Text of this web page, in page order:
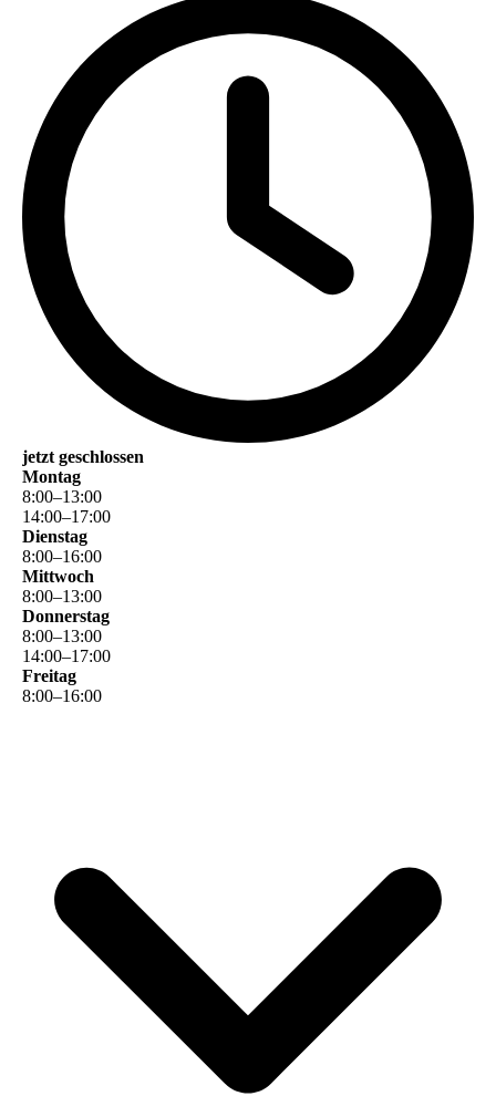
jetzt geschlossen
Montag
8:00–13:00
14:00–17:00
Dienstag
8:00–16:00
Mittwoch
8:00–13:00
Donnerstag
8:00–13:00
14:00–17:00
Freitag
8:00–16:00